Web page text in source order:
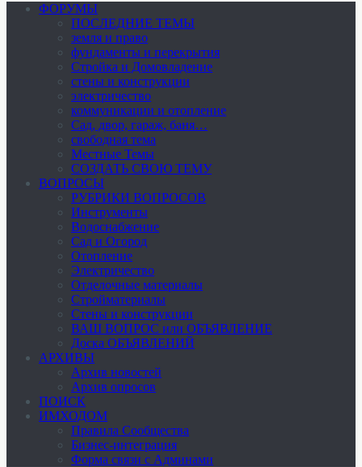
ФОРУМЫ
ПОСЛЕДНИЕ ТЕМЫ
земля и право
фундаменты и перекрытия
Стройка и Домовладение
стены и конструкции
электричество
коммуникации и отопление
Cад, двор, гараж, баня…
свободная тема
Местные Темы
СОЗДАТЬ СВОЮ ТЕМУ
ВОПРОСЫ
РУБРИКИ ВОПРОСОВ
Инструменты
Водоснабжение
Сад и Огород
Отопление
Электричество
Отделочные материалы
Стройматериалы
Стены и конструкции
ВАШ ВОПРОС или ОБЪЯВЛЕНИЕ
Доска ОБЪЯВЛЕНИЙ
АРХИВЫ
Архив новостей
Архив опросов
ПОИСК
ИМХОДОМ
Правила Сообщества
Бизнес-интеграция
Форма связи с Админами